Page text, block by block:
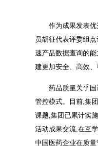
作为成果发表
员胡征代表评委组
速产品数据查询的
建更加安全、高效、
药品质量关乎
管控模式。目前,集
课题,集团已累计实
活动成果交流,在互
中国医药企业在质量